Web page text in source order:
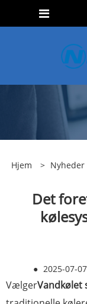
Hjem > Nyheder
Det
● 2025-07-07
VælgerVandkølet